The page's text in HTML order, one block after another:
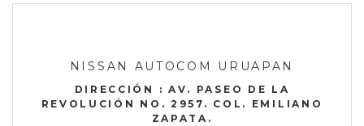
NISSAN AUTOCOM URUAPAN
DIRECCIÓN : AV. PASEO DE LA
REVOLUCIÓN NO. 2957. COL. EMILIANO
ZAPATA.